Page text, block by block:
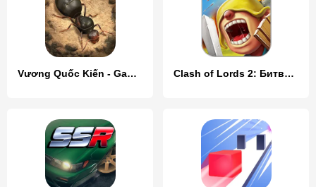
Vương Quốc Kiến - Gamota Clash of Lords 2: Битва Легенд